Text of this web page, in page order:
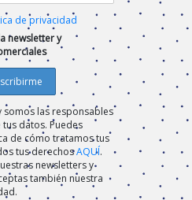
de privacidad
newsletter y
somos las responsables
datos. Puedes
de cómo tratamos tus
tus derechosAQUÍ.
newsletters y
también nuestra